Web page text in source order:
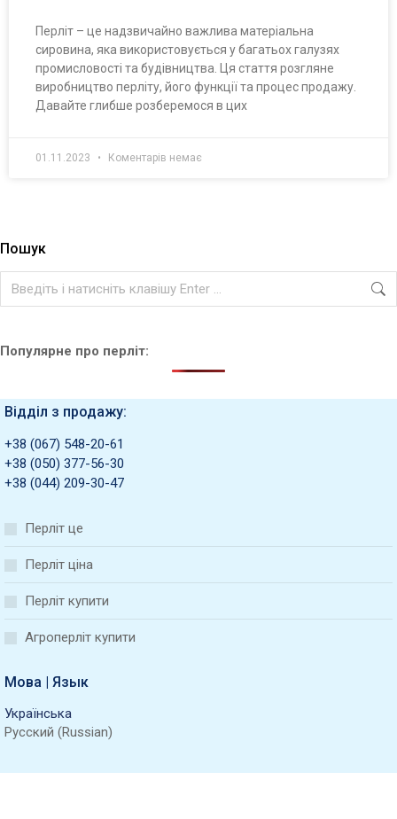
Перліт – це надзвичайно важлива матеріальна
сировина, яка використовується у багатьох галузях
промисловості та будівництва. Ця стаття розгляне
виробництво перліту, його функції та процес продажу.
Давайте глибше розберемося в цих
01.11.2023 Коментарів немає
Пошук
Популярне про перліт:
Відділ з продажу:
+38 (067) 548-20-61
+38 (050) 377-56-30
+38 (044) 209-30-47
Перліт це
Перліт ціна
Перліт купити
Агроперліт купити
Мова | Язык
Українська
Русский (Russian)